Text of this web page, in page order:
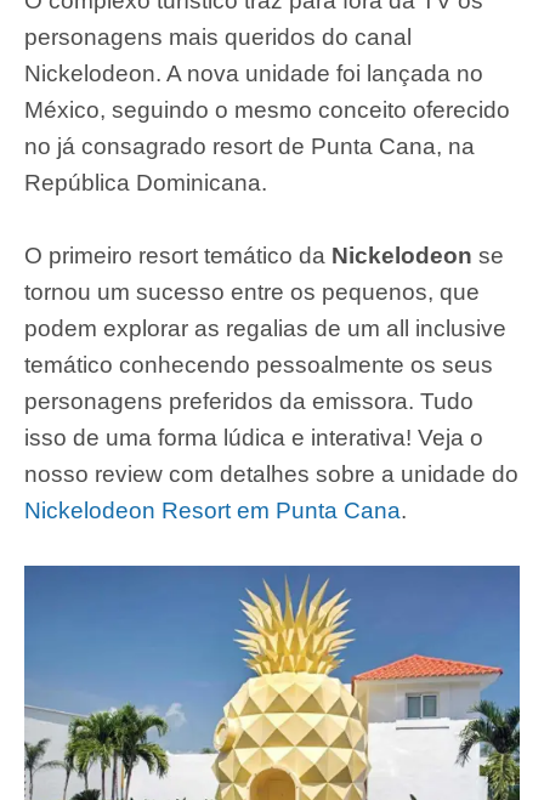
personagens mais queridos do canal
Nickelodeon. A nova unidade foi lançada no
México, seguindo o mesmo conceito oferecido
no já consagrado resort de Punta Cana, na
República Dominicana.
O primeiro resort temático da Nickelodeon se
tornou um sucesso entre os pequenos, que
podem explorar as regalias de um all inclusive
temático conhecendo pessoalmente os seus
personagens preferidos da emissora. Tudo
isso de uma forma lúdica e interativa! Veja o
nosso review com detalhes sobre a unidade do
Nickelodeon Resort em Punta Cana.